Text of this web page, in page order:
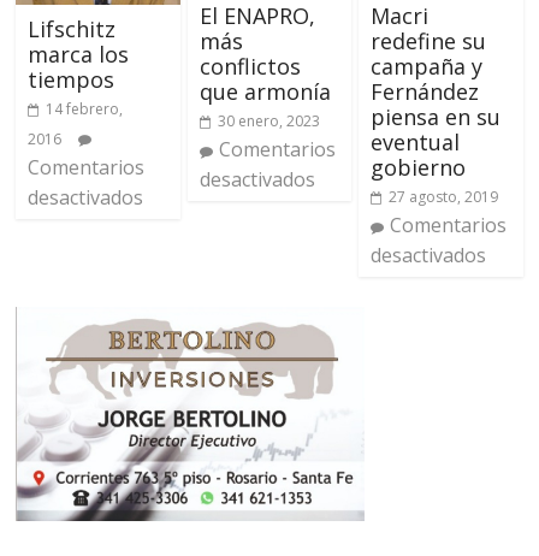
Lifschitz
marca los
tiempos
14 febrero,
2016
Comentarios
desactivados
El ENAPRO,
más
conflictos
que armonía
30 enero, 2023
Comentarios
desactivados
Macri
redefine su
campaña y
Fernández
piensa en su
eventual
gobierno
27 agosto, 2019
Comentarios
desactivados